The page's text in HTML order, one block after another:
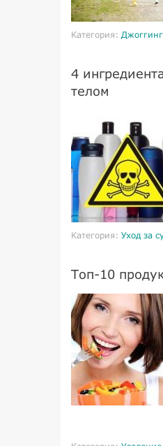
Категория: Джоггинг
4
телом
Категория: Уход за
Топ-10